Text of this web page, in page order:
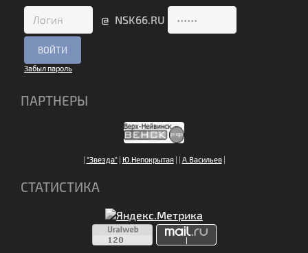
@ NSK66.RU
Забыл пароль
ПАРТНЕРЫ
| "Звезда"| Ю.Непокрытая| | А.Васильев|
СТАТИСТИКА